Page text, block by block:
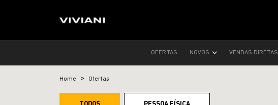
OFERTAS NOVOS VENDAS DIRETAS
Home Ofertas